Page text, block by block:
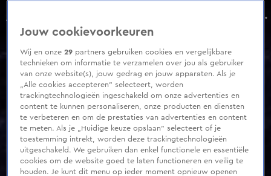
BN'ers geraakt door overlijden Bas Westerweel
Aflevering 137, Seizoen 2026
of
seconds
Jouw cookievoorkeuren
Wij en onze29 partners gebruiken cookies en vergelijkbare
technieken om informatie te verzamelen over jou als gebruiker
van onze website(s), jouw gedrag en jouw apparaten. Als je
„Alle cookies accepteren” selecteert, worden
trackingtechnologieën ingeschakeld om onze advertenties en
content te kunnen personaliseren, onze producten en diensten
te verbeteren en om de prestaties van advertenties en content
te meten. Als je „Huidige keuze opslaan” selecteert of je
toestemming intrekt, worden deze trackingtechnologieën
uitgeschakeld. We gebruiken dan enkel functionele en essentiële
cookies om de website goed te laten functioneren en veilig te
houden. Je kunt dit menu op ieder moment opnieuw openen